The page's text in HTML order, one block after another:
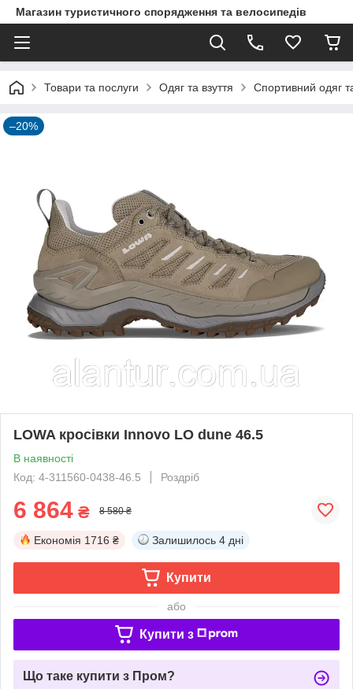
Магазин туристичного спорядження та велосипедів
Товари та послуги Одяг та взуття Спортивний одяг
–20%
LOWA кросівки Innovo LO dune 46.5
В наявності
Код: 4-311560-0438-46.5
Роздріб
6 864 ₴ 8 580 ₴
Економія 1716 ₴ Залишилось 4 дні
Купити
або
Купити з
Що таке купити з Пром?